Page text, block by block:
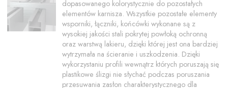
dopasowanego kolorystycznie do pozostałych
elementów karnisza. Wszystkie pozostałe elementy
wsporniki, łączniki, końcówki wykonane są z
wysokiej jakości stali pokrytej powłoką ochronną
oraz warstwą lakieru, dzięki której jest ona bardziej
wytrzymała na ścieranie i uszkodzenia. Dzięki
wykorzystaniu profili wewnątrz których poruszają się
plastikowe ślizgi nie słychać podczas poruszania
przesuwania zasłon charakterystycznego dla